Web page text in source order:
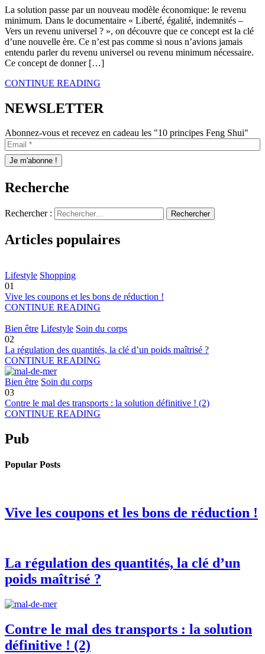
La solution passe par un nouveau modèle économique: le revenu
minimum. Dans le documentaire « Liberté, égalité, indemnités –
Vers un revenu universel ? », on découvre que ce concept est la clé
d’une nouvelle ère. Ce n’est pas comme si nous n’avions jamais
entendu parler du revenu universel ou revenu minimum nécessaire.
Ce concept de donner […]
CONTINUE READING
NEWSLETTER
Abonnez-vous et recevez en cadeau les "10 principes Feng Shui"
Recherche
Rechercher :
Articles populaires
Lifestyle Shopping
01
Vive les coupons et les bons de réduction !
CONTINUE READING
Bien être Lifestyle Soin du corps
02
La régulation des quantités, la clé d’un poids maîtrisé ?
CONTINUE READING
Bien être Soin du corps
03
Contre le mal des transports : la solution définitive ! (2)
CONTINUE READING
Pub
Popular Posts
Vive les coupons et les bons de réduction !
La régulation des quantités, la clé d’un
poids maîtrisé ?
Contre le mal des transports : la solution
définitive ! (2)